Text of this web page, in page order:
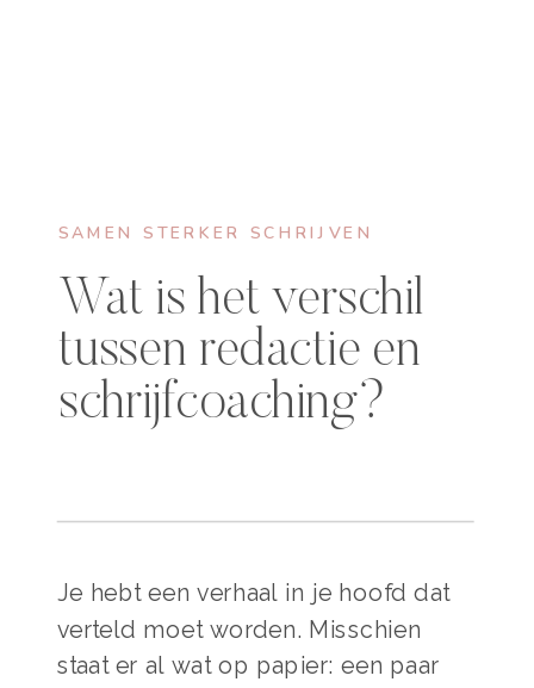
SAMEN STERKER SCHRIJVEN
Wat is het verschil
tussen redactie en
schrijfcoaching?
Je hebt een verhaal in je hoofd dat
verteld moet worden. Misschien
staat er al wat op papier: een paar